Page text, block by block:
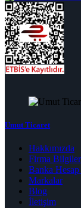
Umut Ticaret
Hakkımızda
Firma
Banka
Markalar
Blog
İletişim